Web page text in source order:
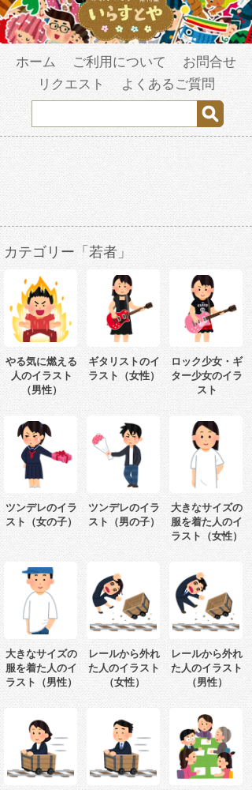
ホーム ご利用について
お問合せ
リクエスト
よくあるご質問
カテゴリー「若者」
やる気に燃える
人のイラスト
（男性）
ギタリストのイ
ラスト（女性）
ロック少女・ギ
ター少女のイラ
スト
ツンデレのイラ
スト（女の子）
ツンデレのイラ
スト（男の子）
大きなサイズの
服を着た人のイ
ラスト（女性）
大きなサイズの
服を着た人のイ
ラスト（男性）
レールから外れ
た人のイラスト
（女性）
レールから外れ
た人のイラスト
（男性）